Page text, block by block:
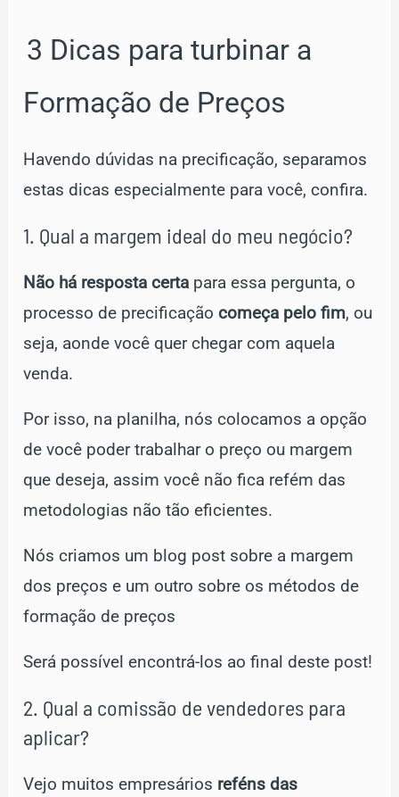
3 Dicas para turbinar a
Formação de Preços
Havendo dúvidas na precificação, separamos
estas dicas especialmente para você, confira.
1. Qual a margem ideal do meu negócio?
Não há resposta certa para essa pergunta, o
processo de precificaçãocomeça pelo fim, ou
seja, aonde você quer chegar com aquela
venda.
Por isso, na planilha, nós colocamos a opção
de você poder trabalhar o preço ou margem
que deseja, assim você não fica refém das
metodologias não tão eficientes.
Nós criamos um blog post sobre a margem
dos preços e um outro sobre os métodos de
formação de preços
Será possível encontrá-los ao final deste post!
2. Qual a comissão de vendedores para
aplicar?
Vejo muitos empresários reféns das